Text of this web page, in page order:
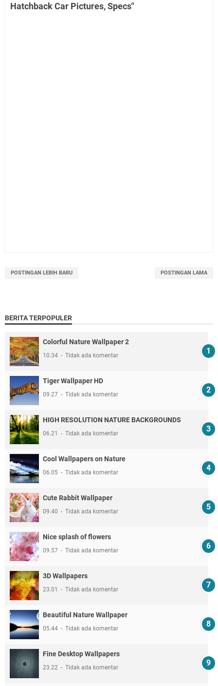
Hatchback Car Pictures, Specs"
POSTINGAN LEBIH BARU POSTINGAN LAMA
BERITA TERPOPULER
Colorful Nature Wallpaper 2
10.34 Tidak ada komentar
Tiger Wallpaper HD
09.27 Tidak ada komentar
HIGH RESOLUTION NATURE BACKGROUNDS
06.21 Tidak ada komentar
Cool Wallpapers on Nature
06.05 Tidak ada komentar
Cute Rabbit Wallpaper
09.40 Tidak ada komentar
Nice splash of flowers
09.57 Tidak ada komentar
3D Wallpapers
23.01 Tidak ada komentar
Beautiful Nature Wallpaper
05.44 Tidak ada komentar
Fine Desktop Wallpapers
23.22 Tidak ada komentar